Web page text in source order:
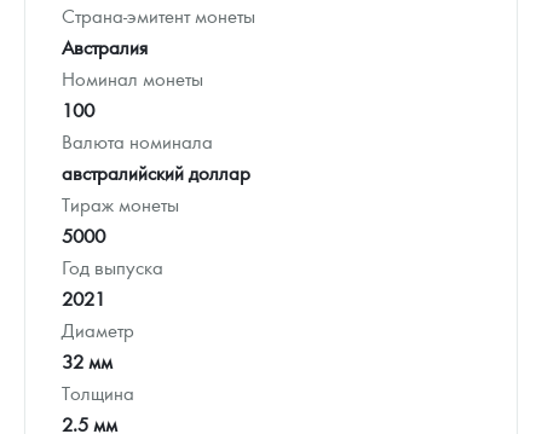
Страна-эмитент монеты
Австралия
Номинал монеты
100
Валюта номинала
австралийский доллар
Тираж монеты
5000
Год выпуска
2021
Диаметр
32 мм
Толщина
2.5 мм